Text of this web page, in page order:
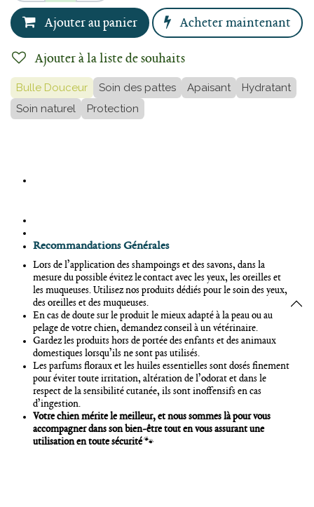
Ajouter au panier Acheter maintenant
Ajouter à la liste de souhaits
Bulle Douceur Soin des pattes Apaisant
Hydratant
Soin naturel
Protection
Recommandations Générales
Lors de l’application des shampoings et des savons, dans la
mesure du possible évitez le contact avec les yeux, les oreilles et
les muqueuses. Utilisez nos produits dédiés pour le soin des yeux,
des oreilles et des muqueuses.
En cas de doute sur le produit le mieux adapté à la peau ou au
pelage de votre chien, demandez conseil à un vétérinaire.
Gardez les produits hors de portée des enfants et des animaux
domestiques lorsqu’ils ne sont pas utilisés.
Les parfums floraux et les huiles essentielles sont dosés finement
pour éviter toute irritation, altération de l’odorat et dans le
respect de la sensibilité cutanée, ils sont inoffensifs en cas
d’ingestion.
Votre chien mérite le meilleur, et nous sommes là pour vous
accompagner dans son bien-être tout en vous assurant une
utilisation en toute sécurité🐾